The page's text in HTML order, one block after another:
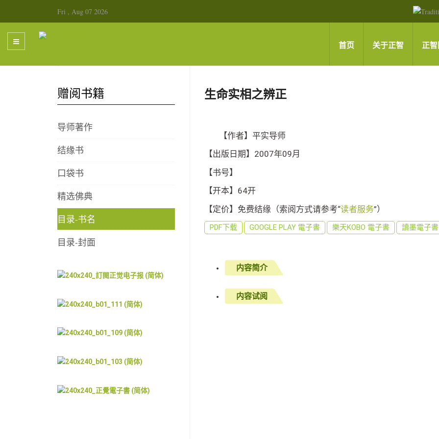
Fri , Aug 07 2026
首页 关于正智 正
生命实相之辨正
【作者】平实导师
【出版日期】2007年09月
【书号】
【开本】64开
【定价】免费结缘（索阅方式请参考“读者服务”）
PDF下载 GOOGLE PLAY 電子書 樂天KOBO 電子書 讀墨電子書
内容简介
内容试阅
赠阅书籍
导师著作
结缘书
口袋书
精选佛典
目录-书名
目录-封面